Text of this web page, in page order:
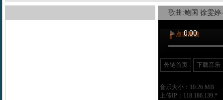
歌曲:鲍国 徐雯婷
外链首页 下载音乐
音乐大小：10.26 MB
上传IP：118.186.139.*